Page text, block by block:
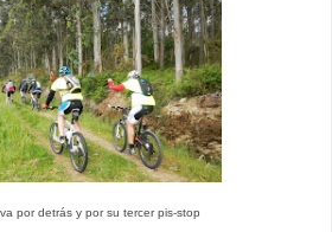
por detrás y por su tercer pis-stop